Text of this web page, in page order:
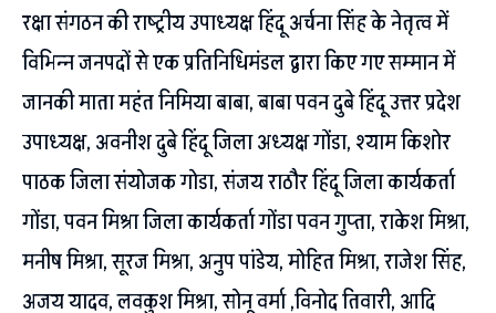
रक्षा संगठन की राष्ट्रीय उपाध्यक्ष हिंदू अर्चना सिंह के नेतृत्व में
विभिन्न जनपदों से एक प्रतिनिधिमंडल द्वारा किए गए सम्मान में
जानकी माता महंत निमिया बाबा, बाबा पवन दुबे हिंदू उत्तर प्रदेश
उपाध्यक्ष, अवनीश दुबे हिंदू जिला अध्यक्ष गोंडा, श्याम किशोर
पाठक जिला संयोजक गोडा, संजय राठौर हिंदू जिला कार्यकर्ता
गोंडा, पवन मिश्रा जिला कार्यकर्ता गोंडा पवन गुप्ता, राकेश मिश्रा,
मनीष मिश्रा, सूरज मिश्रा, अनुप पांडेय, मोहित मिश्रा, राजेश सिंह,
अजय यादव, लवकुश मिश्रा, सोनू वर्मा ,विनोद तिवारी, आदि